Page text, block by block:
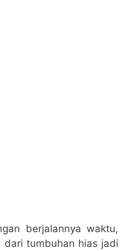
berjalannya waktu,
dari tumbuhan hias jadi